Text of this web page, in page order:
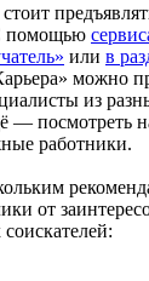
помощью
или в
можно
из
— посмотреть
работники.
от